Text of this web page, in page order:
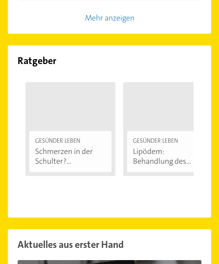
Mehr anzeigen
Ratgeber
GESÜNDER LEBEN
Schmerzen in der
Schulter?
GESÜNDER LEBEN
Lipödem:
Behandlung des
Aktuelles aus erster Hand